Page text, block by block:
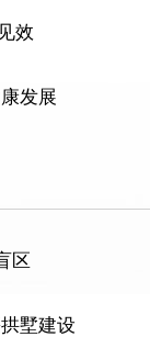
效
发展
区
墅建设